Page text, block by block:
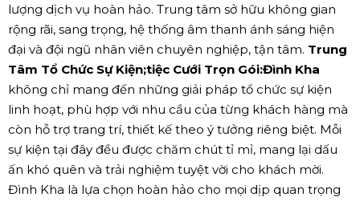
lượng dịch vụ hoàn hảo. Trung tâm sở hữu không gian
rộng rãi, sang trọng, hệ thống âm thanh ánh sáng hiện
đại và đội ngũ nhân viên chuyên nghiệp, tận tâm. Trung
Tâm Tổ Chức Sự Kiện;tiệc Cưới Trọn Gói:Đình Kha
không chỉ mang đến những giải pháp tổ chức sự kiện
linh hoạt, phù hợp với nhu cầu của từng khách hàng mà
còn hỗ trợ trang trí, thiết kế theo ý tưởng riêng biệt. Mỗi
sự kiện tại đây đều được chăm chút tỉ mỉ, mang lại dấu
ấn khó quên và trải nghiệm tuyệt vời cho khách mời.
Đình Kha là lựa chọn hoàn hảo cho mọi dịp quan trọng